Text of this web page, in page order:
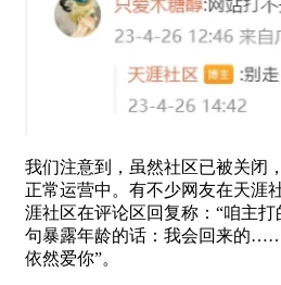
我们注意到，虽然社区已被关闭
正常运营中。有不少网友在天涯
涯社区在评论区回复称：“咱主
句暴露年龄的话：我会回来的
依然爱你”。